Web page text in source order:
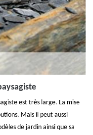
est très large. La mise
Mais il peut aussi
de jardin ainsi que sa